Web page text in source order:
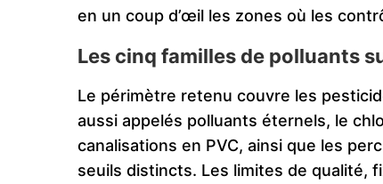
en un coup d’œil les zones où les
Les cinq familles de polluants
Le périmètre retenu couvre les
aussi appelés polluants éternels, le
canalisations en PVC, ainsi que les
seuils distincts. Les limites de qualité,